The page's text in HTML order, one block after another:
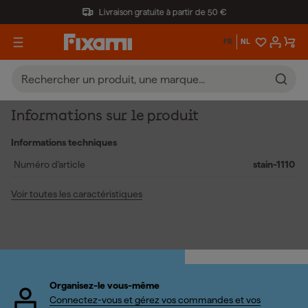
Livraison gratuite à partir de 50 €
FR NL
Informations sur le produit
Informations techniques
Numéro d'article
stain-1110
Voir toutes les caractéristiques
Organisez-le vous-même
Connectez-vous et gérez vos commandes et vos